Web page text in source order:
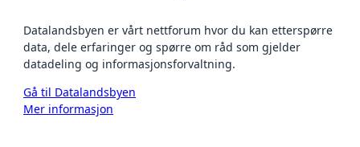
Datalandsbyen er vårt nettforum hvor du kan etterspørre
data, dele erfaringer og spørre om råd som gjelder
datadeling og informasjonsforvaltning.
Gå til Datalandsbyen
Mer informasjon